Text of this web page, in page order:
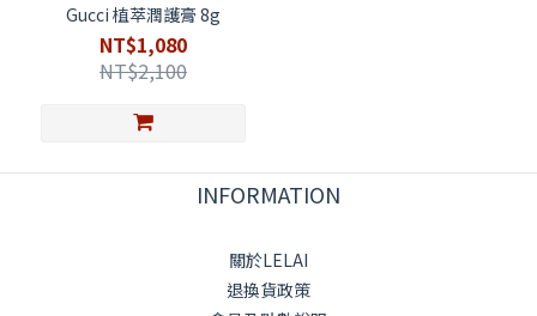
Gucci 植萃潤護膏 8g
NT$1,080
NT$2,100
INFORMATION
關於LELAI
退換貨政策